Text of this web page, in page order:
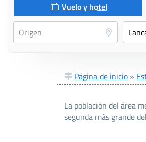
Vuelo y hotel
Página de inicio »
La población del área
segunda más grande